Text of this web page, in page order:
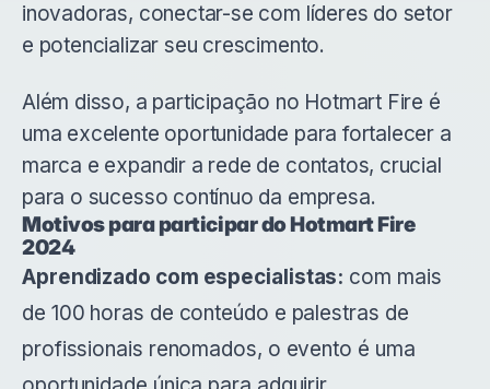
inovadoras, conectar-se com líderes do setor
e potencializar seu crescimento.
Além disso, a participação no Hotmart Fire é
uma excelente oportunidade para fortalecer a
marca e expandir a rede de contatos, crucial
para o sucesso contínuo da empresa.
Motivos para participar do Hotmart Fire
2024
Aprendizado com especialistas: com mais
de 100 horas de conteúdo e palestras de
profissionais renomados, o evento é uma